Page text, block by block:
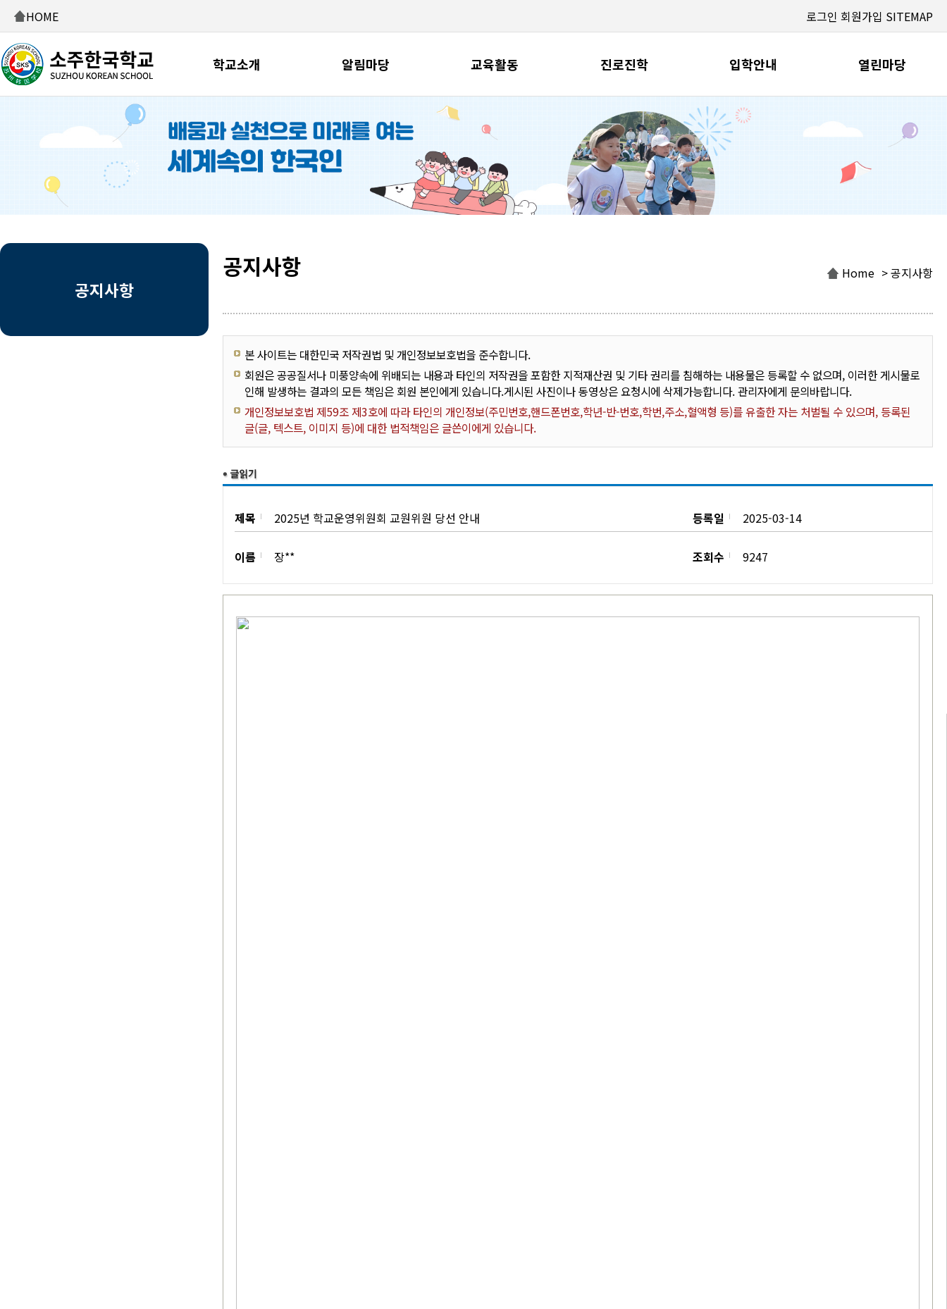
HOME 로그인 회원가입 SITEMAP
학교소개 알림마당 교육활동 진로진학 입학안내 열린마당
공지사항
공지사항 Home > 공지사항
본 사이트는 대한민국 저작권법 및 개인정보보호법을 준수합니다.
회원은 공공질서나 미풍양속에 위배되는 내용과 타인의 저작권을 포함한 지적재산권 및 기타 권리를 침해하는 내용물은 등록할 수 없으며, 이러한 게시물로
인해 발생하는 결과의 모든 책임은 회원 본인에게 있습니다.게시된 사진이나 동영상은 요청시에 삭제가능합니다. 관리자에게 문의바랍니다.
개인정보보호법 제59조 제3호에 따라 타인의 개인정보(주민번호,핸드폰번호,학년-반-번호,학번,주소,혈액형 등)를 유출한 자는 처벌될 수 있으며, 등록된
글(글, 텍스트, 이미지 등)에 대한 법적책임은 글쓴이에게 있습니다.
제목 2025년 학교운영위원회 교원위원 당선 안내 등록일 2025-03-14
이름 장** 조회수 9247